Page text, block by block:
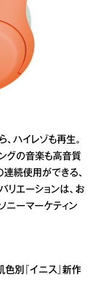
ハイレゾも再生。
グの音楽も高音質
続使用ができる、
リエーションは、お
ニーマーケティン
色別『イニス』新作